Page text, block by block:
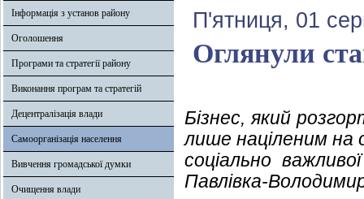
Інформація з установ району
Оголошення
Програми та стратегії району
Виконання програм та стратегій
Децентралізація влади
Самоорганізація населення
Вивчення громадської думки
Очищення влади
П'ятниця, 01
Оглянули
Бізнес, який
лише націленим на
соціально
Павлівка-